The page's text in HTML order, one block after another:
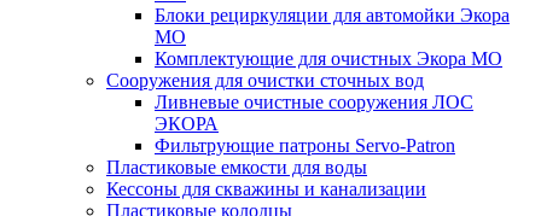
Блоки рециркуляции для автомойки Экора
МО
Комплектующие для очистных Экора МО
Сооружения для очистки сточных вод
Ливневые очистные сооружения ЛОС
ЭКОРА
Фильтрующие патроны Servo-Patron
Пластиковые емкости для воды
Кессоны для скважины и канализации
Пластиковые колодцы